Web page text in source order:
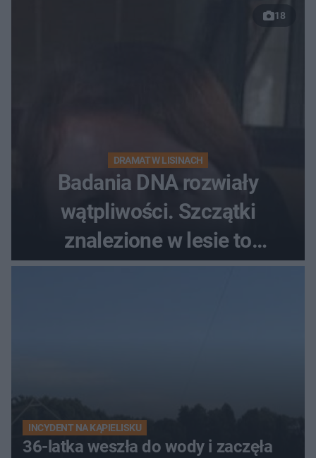
18
DRAMAT W LISINACH
Badania DNA rozwiały
wątpliwości. Szczątki
znalezione w lesie to
zaginiona Jowita Zielińska
INCYDENT NA KĄPIELISKU
36-latka weszła do wody i zaczęła